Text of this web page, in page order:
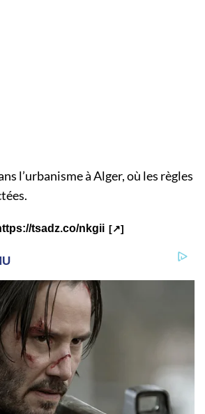
l’urbanisme à Alger, où les règles
tsadz.co/nkgii